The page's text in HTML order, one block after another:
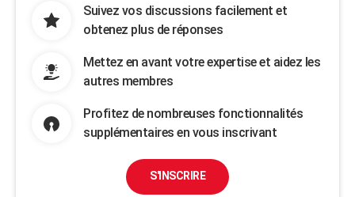
Suivez vos discussions facilement et
obtenez plus de réponses
Mettez en avant votre expertise et aidez les
autres membres
Profitez de nombreuses fonctionnalités
supplémentaires en vous inscrivant
S'INSCRIRE